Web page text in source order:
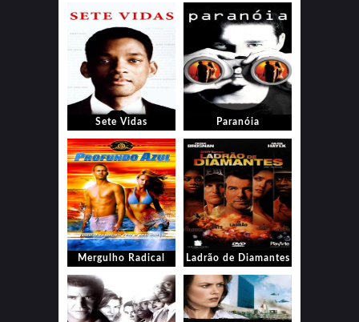
Sete Vidas Paranóia
Mergulho Radical Ladrão de Diamantes